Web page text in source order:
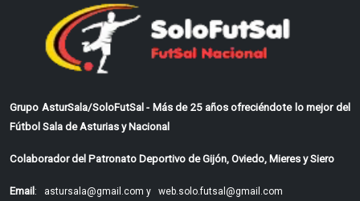
Grupo AsturSala/SoloFutSal - Más de 25 años ofreciéndote lo mejor del
Fútbol Sala de Asturias y Nacional
Colaborador del Patronato Deportivo de Gijón, Oviedo, Mieres y Siero
Email: astursala@gmail.com y web.solo.futsal@gmail.com